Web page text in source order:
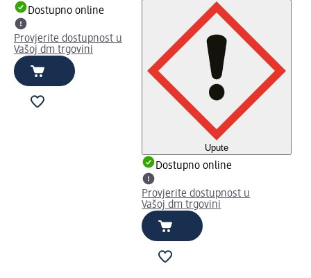
Dostupno online
Provjerite dostupnost u
Vašoj dm trgovini
Upute
Dostupno online
Provjerite dostupnost u
Vašoj dm trgovini